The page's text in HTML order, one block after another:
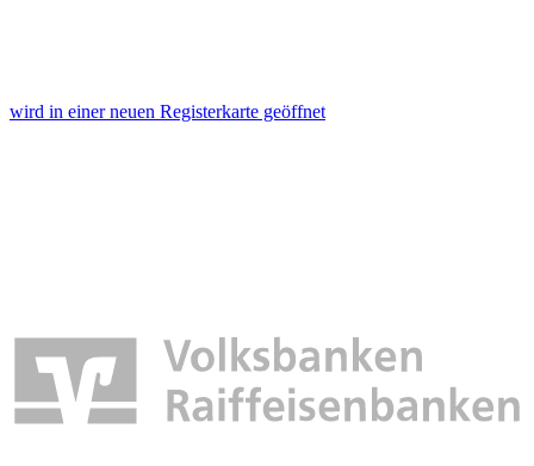
wird in einer neuen Registerkarte geöffnet